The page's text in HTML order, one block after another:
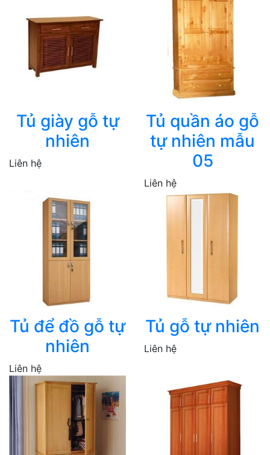
Tủ giày gỗ tự
nhiên
Liên hệ
Tủ quần áo gỗ
tự nhiên mẫu
05
Liên hệ
Tủ để đồ gỗ tự
nhiên
Liên hệ
Tủ gỗ tự nhiên
Liên hệ